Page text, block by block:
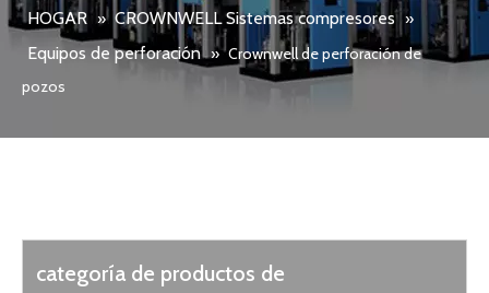
HOGAR » CROWNWELL Sistemas compresores »
Equipos de perforación » Crownwell de perforación de
pozos
categoría de productos de